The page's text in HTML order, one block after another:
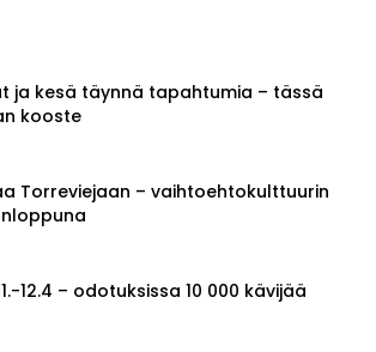
ja kesä täynnä tapahtumia – tässä
kooste
Torreviejaan – vaihtoehtokulttuurin
12.4 – odotuksissa 10 000 kävijää